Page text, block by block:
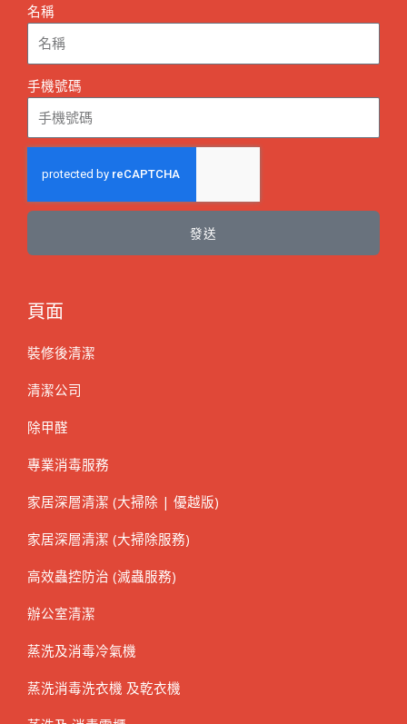
名稱
手機號碼
發送
頁面
裝修後清潔
清潔公司
除甲醛
專業消毒服務
家居深層清潔 (大掃除 | 優越版)
家居深層清潔 (大掃除服務)
高效蟲控防治 (滅蟲服務)
辦公室清潔
蒸洗及消毒冷氣機
蒸洗消毒洗衣機 及乾衣機